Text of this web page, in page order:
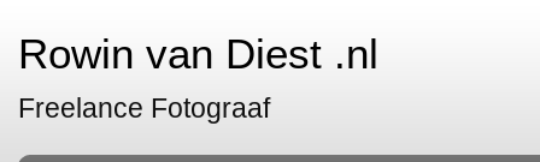
Rowin van Diest .nl
Freelance Fotograaf